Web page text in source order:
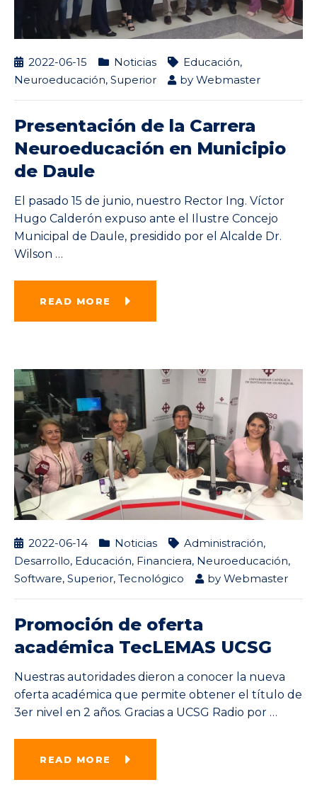
2022-06-15 Noticias Educación,
Neuroeducación, Superior by Webmaster
Presentación de la Carrera
Neuroeducación en Municipio
de Daule
El pasado 15 de junio, nuestro Rector Ing. Víctor
Hugo Calderón expuso ante el Ilustre Concejo
Municipal de Daule, presidido por el Alcalde Dr.
Wilson …
READ MORE
2022-06-14 Noticias Administración,
Desarrollo, Educación, Financiera, Neuroeducación,
Software, Superior, Tecnológico by Webmaster
Promoción de oferta
académica TecLEMAS UCSG
Nuestras autoridades dieron a conocer la nueva
oferta académica que permite obtener el título de
3er nivel en 2 años. Gracias a UCSG Radio por …
READ MORE